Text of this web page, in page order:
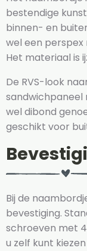
bestendige
binnen- en
wel een
Het materiaal is
De RVS-look
sandwichpaneel
wel dibond
geschikt voor
Bij de
bevestiging.
schroeven met
u zelf kunt